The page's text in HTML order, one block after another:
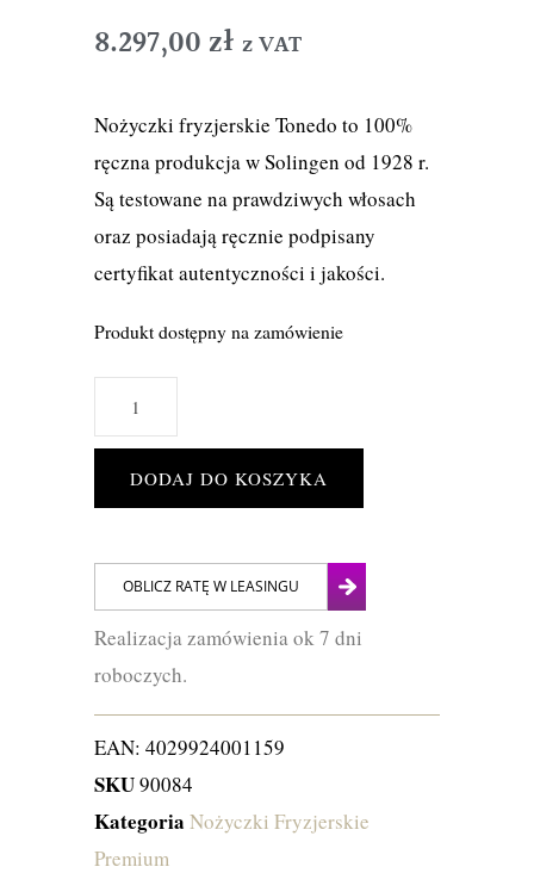
8.297,00 zł z VAT
Nożyczki fryzjerskie Tonedo to 100%
ręczna produkcja w Solingen od 1928 r.
Są testowane na prawdziwych włosach
oraz posiadają ręcznie podpisany
certyfikat autentyczności i jakości.
Produkt dostępny na zamówienie
DODAJ DO KOSZYKA
Realizacja zamówienia ok 7 dni
roboczych.
EAN: 4029924001159
SKU90084
Kategoria Nożyczki Fryzjerskie
Premium